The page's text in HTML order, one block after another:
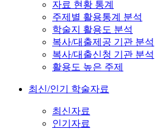
자료 현황 통계
주제별 활용통계 분석
학술지 활용도 분석
복사/대출제공 기관 분석
복사/대출신청 기관 분석
활용도 높은 주제
최신/인기 학술자료
최신자료
인기자료